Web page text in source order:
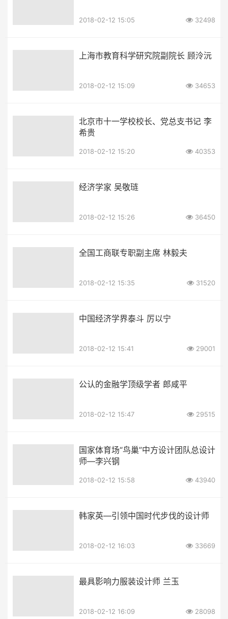
2018-02-12 15:05 32498
上海市教育科学研究院副院长 顾泠沅
2018-02-12 15:09 34653
北京市十一学校校长、党总支书记 李
希贵
2018-02-12 15:20 40353
经济学家 吴敬琏
2018-02-12 15:26 36450
全国工商联专职副主席 林毅夫
2018-02-12 15:35 31520
中国经济学界泰斗 厉以宁
2018-02-12 15:41 29001
公认的金融学顶级学者 郎咸平
2018-02-12 15:47 29515
国家体育场“鸟巢”中方设计团队总设计
师—李兴钢
2018-02-12 15:58 43940
韩家英—引领中国时代步伐的设计师
2018-02-12 16:03 33669
最具影响力服装设计师 兰玉
2018-02-12 16:09 28098